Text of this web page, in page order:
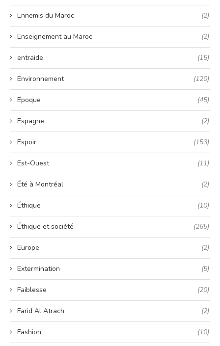
Ennemis du Maroc (2)
Enseignement au Maroc (2)
entraide (15)
Environnement (120)
Epoque (45)
Espagne (2)
Espoir (153)
Est-Ouest (11)
Été à Montréal (2)
Éthique (10)
Éthique et société (265)
Europe (2)
Extermination (5)
Faiblesse (20)
Farid Al Atrach (2)
Fashion (10)